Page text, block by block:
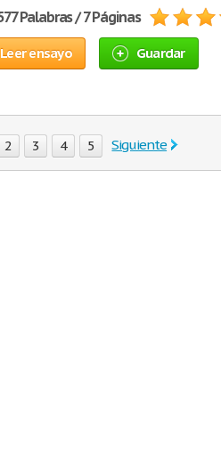
Palabras / 7 Páginas
Leer ensayo Guardar
2 3 4 5 Siguiente